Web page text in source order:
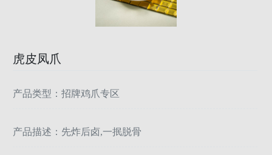
虎皮凤爪
产品类型：招牌鸡爪专区
产品描述：先炸后卤,一抿脱骨